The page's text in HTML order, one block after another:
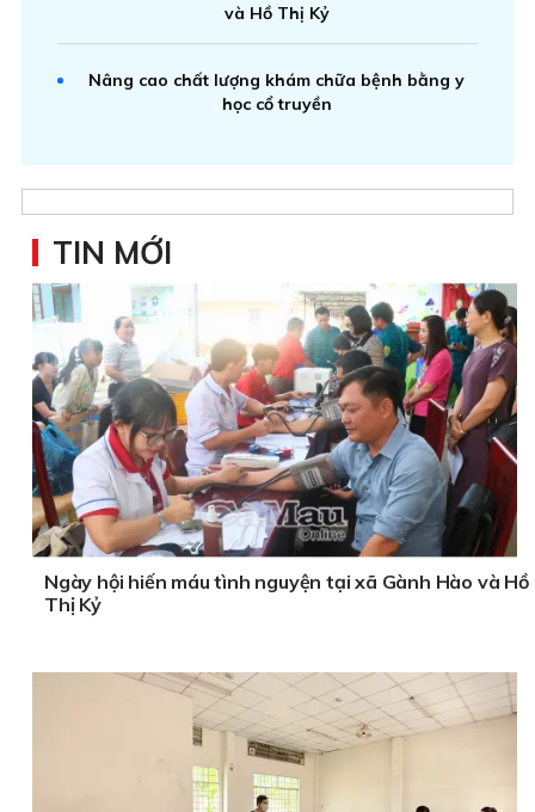
và Hồ Thị Kỷ
Nâng cao chất lượng khám chữa bệnh bằng y
học cổ truyền
TIN MỚI
Ngày hội hiến máu tình nguyện tại xã Gành Hào và Hồ
Thị Kỷ